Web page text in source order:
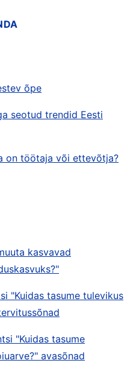
õpe
seotud trendid Eesti
on töötaja või ettevõtja?
kasvavad
"Kuidas tasume tulevikus
"Kuidas tasume
avasõnad